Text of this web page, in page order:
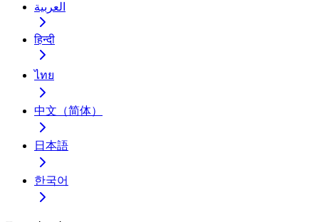
العربية
हिन्दी
ไทย
中文（简体）
日本語
한국어